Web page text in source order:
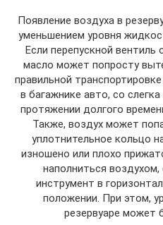
Появление воздуха в
уменьшением уровня
Если перепускной вентиль
масло может попросту
правильной
в багажнике авто, со
протяжении долгого
Также, воздух может
уплотнительное кольцо
изношено или плохо
наполниться воздухом,
инструмент в
положении. При этом,
резервуаре может